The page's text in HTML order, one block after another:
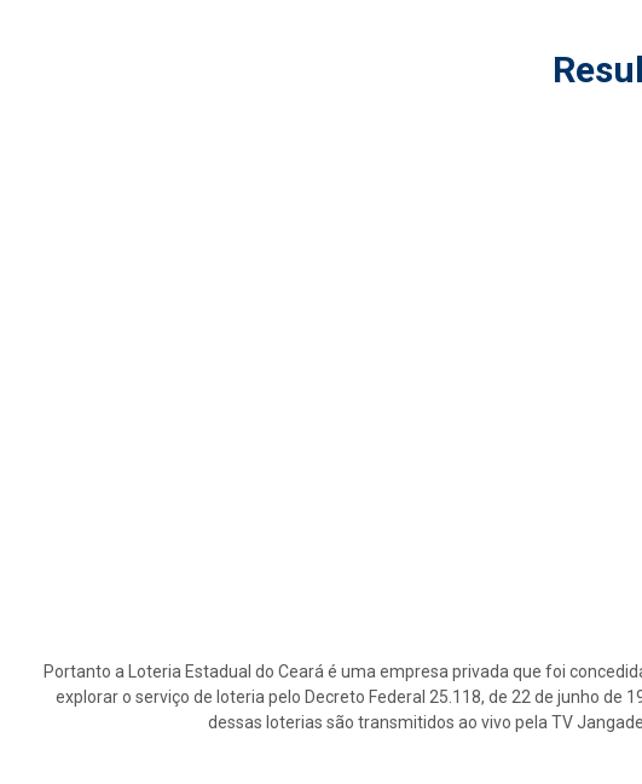
Portanto a Loteria Estadual do Ceará é uma empresa privada que foi
explorar o serviço de loteria pelo Decreto Federal 25.118, de 22 de junho
dessas loterias são transmitidos ao vivo pela TV